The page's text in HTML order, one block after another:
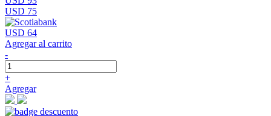
USD 75
USD 64
Agregar al carrito
-
+
Agregar